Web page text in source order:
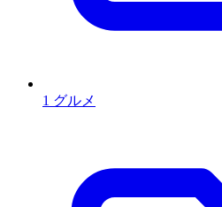
1 グルメ